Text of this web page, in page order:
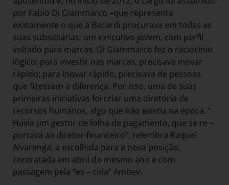
por Fabio Di Giammarco –que representa
exatamente o que a Bacardi procurava em todas as
suas subsidiárias: um executivo jovem, com perfil
voltado para marcas. Di Giammarco fez o raciocínio
lógico: para investir nas marcas, precisava inovar
rápido; para inovar rápido, precisava de pessoas
que fizessem a diferença. Por isso, uma de suas
primeiras iniciativas foi criar uma diretoria de
recursos humanos, algo que não existia na época. “
Havia um gestor de folha de pagamento, que se re –
portava ao diretor-financeiro”, relembra Raquel
Alvarenga, a escolhida para a nova posição,
contratada em abril do mesmo ano e com
passagem pela “es – cola” Ambev.